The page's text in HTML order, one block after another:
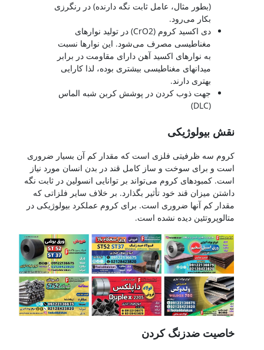
(بطور مثال، عامل ثابت نگه دارنده) در رنگرزی
بکار می‌رود.
دی اکسید کروم (CrO2) در تولید نوارهای
مغناطیسی مصرف می‌شود. این نوارها نسبت
به نوارهای اکسید آهن دارای مقاومت در برابر
میدانهای مغناطیسی بیشتری بوده، لذا کارایی
بهتری دارند.
جهت ذوب کردن در پوشش کربن شبه الماس
(DLC)
نقش بیولوژیکی
کروم سه ظرفیتی فلزی است که مقدار کم آن بسیار ضروری
است و برای سوخت و ساز کامل قند در بدن انسان مورد نیاز
است. کمبودهای کروم می‌تواند بر توانایی انسولین در ثابت نگه
داشتن میزان قند خود تأثیر بگذارد. بر خلاف سایر فلزاتی که
مقدار کم آنها ضروری است. برای کروم عملکرد بیولوژیکی در
متالوپروتئین دیده نشده است.
خاصیت ضدزنگ کردن